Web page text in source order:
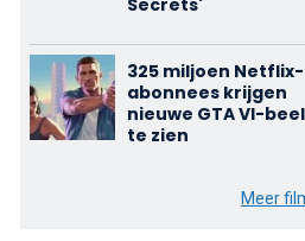
Secrets'
325 miljoen Netflix-
abonnees krijgen
nieuwe GTA VI-
te zien
Meer